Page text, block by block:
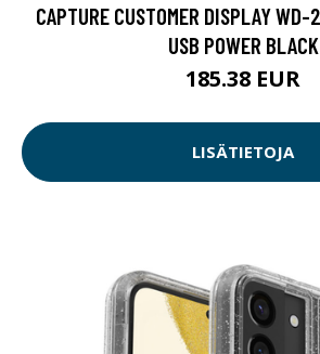
CAPTURE CUSTOMER DISPLAY
USB POWER BLACK
185.38 EUR
LISÄTIETOJA